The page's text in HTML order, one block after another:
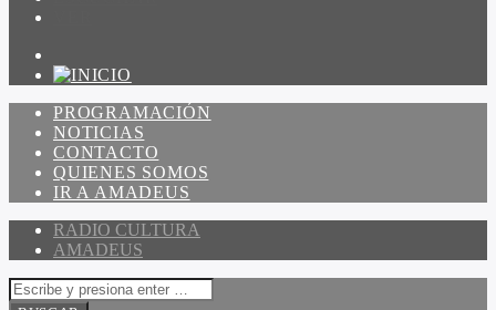
PROGRAMACIÓN
NOTICIAS
CONTACTO
QUIENES SOMOS
IR A AMADEUS
RADIO CULTURA
AMADEUS